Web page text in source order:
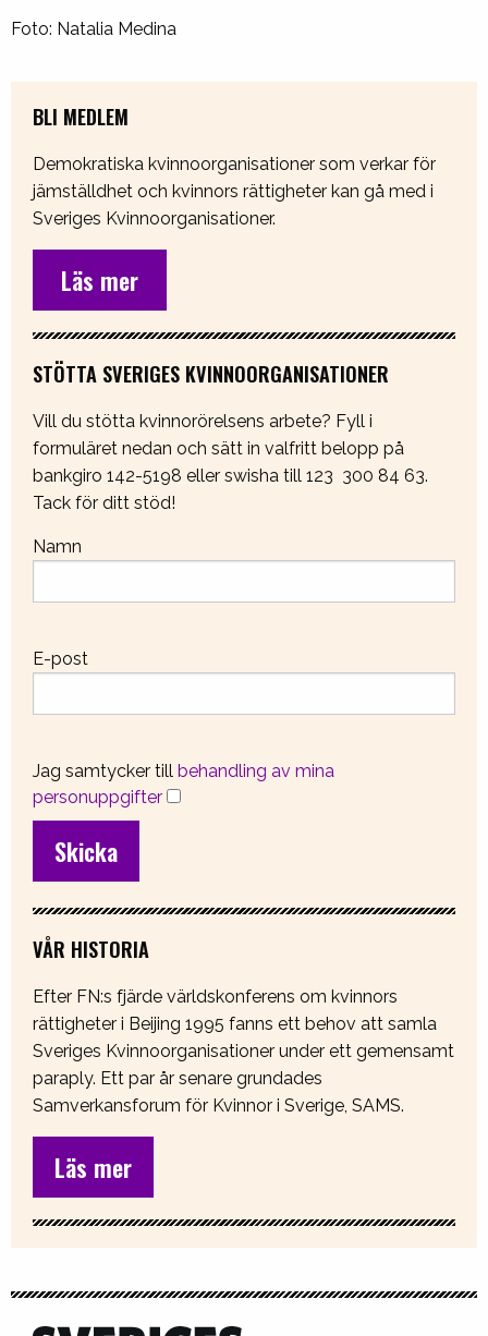
Foto: Natalia Medina
BLI MEDLEM
Demokratiska kvinnoorganisationer som verkar för
jämställdhet och kvinnors rättigheter kan gå med i
Sveriges Kvinnoorganisationer.
Läs mer
STÖTTA SVERIGES KVINNOORGANISATIONER
Vill du stötta kvinnorörelsens arbete? Fyll i
formuläret nedan och sätt in valfritt belopp på
bankgiro 142-5198 eller swisha till 123 300 84 63.
Tack för ditt stöd!
Namn
E-post
Jag samtycker till behandling av mina
personuppgifter
VÅR HISTORIA
Efter FN:s fjärde världskonferens om kvinnors
rättigheter i Beijing 1995 fanns ett behov att samla
Sveriges Kvinnoorganisationer under ett gemensamt
paraply. Ett par år senare grundades
Samverkansforum för Kvinnor i Sverige, SAMS.
Läs mer